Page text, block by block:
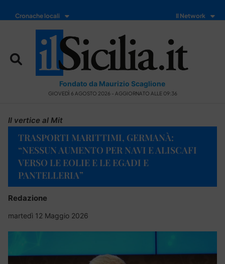
Cronache locali Il Network
Fondato da Maurizio Scaglione
GIOVEDÌ 6 AGOSTO 2026 - AGGIORNATO ALLE 09:36
Il vertice al Mit
TRASPORTI MARITTIMI, GERMANÀ:
“NESSUN AUMENTO PER NAVI E ALISCAFI
VERSO LE EOLIE E LE EGADI E
PANTELLERIA”
Redazione
martedì 12 Maggio 2026